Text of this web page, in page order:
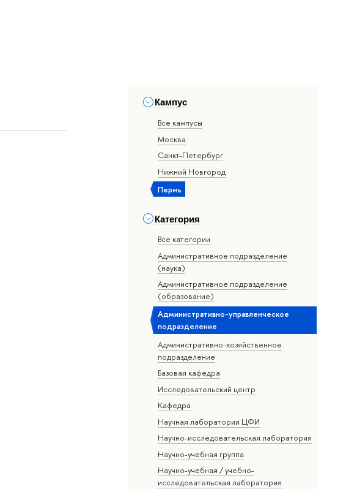
Кампус
Все кампусы
Москва
Санкт-Петербург
Нижний Новгород
Пермь
Категория
Все категории
Административное подразделение
(наука)
Административное подразделение
(образование)
Административно-управленческое
подразделение
Административно-хозяйственное
подразделение
Базовая кафедра
Исследовательский центр
Кафедра
Научная лаборатория ЦФИ
Научно-исследовательская лаборатория
Научно-учебная группа
Научно-учебная / учебно-
исследовательская лаборатория